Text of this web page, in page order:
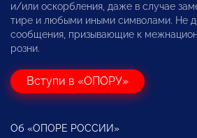
и/или оскорбления, даже в случае
тире и любыми иными символами. Не
сообщения, призывающие к
розни.
Вступи в «ОПОРУ»
Об «ОПОРЕ РОССИИ»